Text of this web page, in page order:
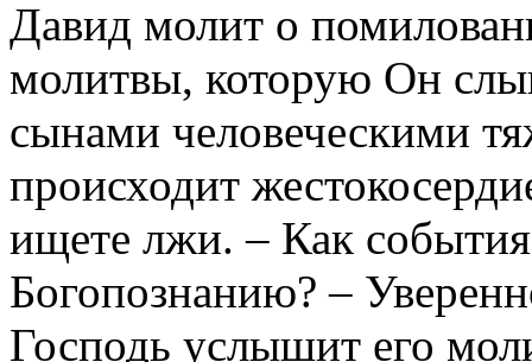
Давид молит о
молитвы, которую Он
сынами человеческими
происходит
ищете лжи. – Как
Богопознанию? –
Господь услышит его